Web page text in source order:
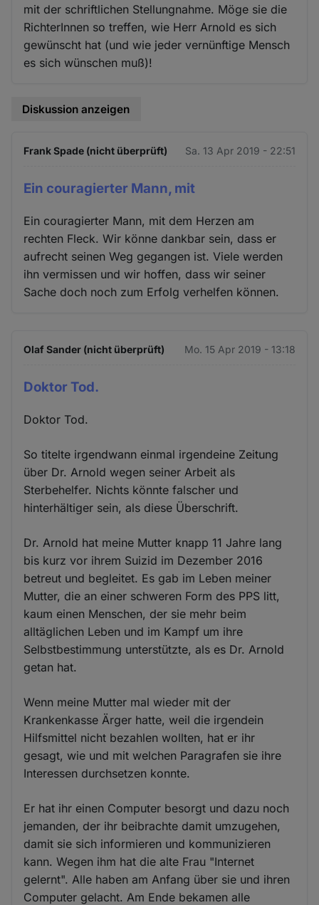
mit der schriftlichen Stellungnahme. Möge sie die
RichterInnen so treffen, wie Herr Arnold es sich
gewünscht hat (und wie jeder vernünftige Mensch
es sich wünschen muß)!
Diskussion anzeigen
Frank Spade (nicht überprüft) Sa. 13 Apr 2019 - 22:51
Ein couragierter Mann, mit
Ein couragierter Mann, mit dem Herzen am
rechten Fleck. Wir könne dankbar sein, dass er
aufrecht seinen Weg gegangen ist. Viele werden
ihn vermissen und wir hoffen, dass wir seiner
Sache doch noch zum Erfolg verhelfen können.
Olaf Sander (nicht überprüft) Mo. 15 Apr 2019 - 13:18
Doktor Tod.
Doktor Tod.
So titelte irgendwann einmal irgendeine Zeitung
über Dr. Arnold wegen seiner Arbeit als
Sterbehelfer. Nichts könnte falscher und
hinterhältiger sein, als diese Überschrift.
Dr. Arnold hat meine Mutter knapp 11 Jahre lang
bis kurz vor ihrem Suizid im Dezember 2016
betreut und begleitet. Es gab im Leben meiner
Mutter, die an einer schweren Form des PPS litt,
kaum einen Menschen, der sie mehr beim
alltäglichen Leben und im Kampf um ihre
Selbstbestimmung unterstützte, als es Dr. Arnold
getan hat.
Wenn meine Mutter mal wieder mit der
Krankenkasse Ärger hatte, weil die irgendein
Hilfsmittel nicht bezahlen wollten, hat er ihr
gesagt, wie und mit welchen Paragrafen sie ihre
Interessen durchsetzen konnte.
Er hat ihr einen Computer besorgt und dazu noch
jemanden, der ihr beibrachte damit umzugehen,
damit sie sich informieren und kommunizieren
kann. Wegen ihm hat die alte Frau "Internet
gelernt". Alle haben am Anfang über sie und ihren
Computer gelacht. Am Ende bekamen alle